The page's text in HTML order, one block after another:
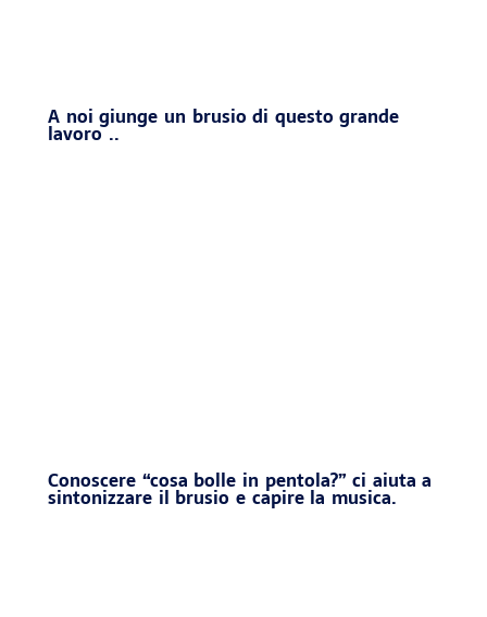
A noi giunge un brusio di questo grande
lavoro ..
Conoscere “cosa bolle in pentola?” ci aiuta a
sintonizzare il brusio e capire la musica.